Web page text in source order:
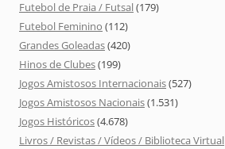
Futebol de Praia / Futsal(179)
Futebol Feminino (112)
Grandes Goleadas(420)
Hinos de Clubes(199)
Jogos Amistosos Internacionais(527)
Jogos Amistosos Nacionais(1.531)
Jogos Históricos(4.678)
Livros / Revistas / Vídeos / Biblioteca Virtual